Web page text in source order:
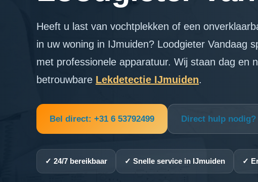
Heeft u last van vochtplekken of een
in uw woning in IJmuiden? Loodgieter Vandaag
met professionele apparatuur. Wij staan dag en
betrouwbare Lekdetectie IJmuiden.
Bel direct: +31 6 53792499 Direct hulp nodig?
✓ 24/7 bereikbaar ✓ Snelle service in IJmuiden ✓